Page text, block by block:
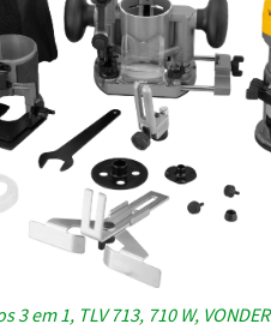
3 em 1, TLV 713, 710 W, VONDER